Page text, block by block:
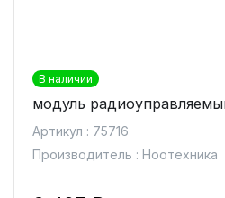
В наличии
модуль
Артикул : 75716
Производитель : Ноотехника